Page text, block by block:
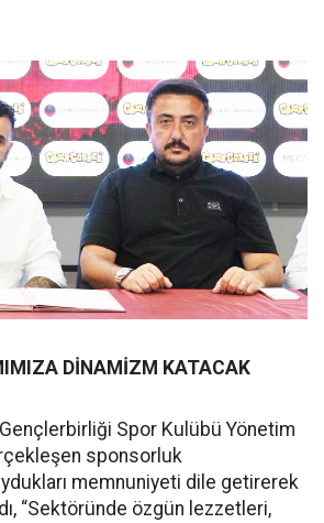
DİNAMİZM KATACAK
Spor Kulübü Yönetim
sponsorluk
memnuniyeti dile getirerek
“Sektöründe özgün lezzetleri,